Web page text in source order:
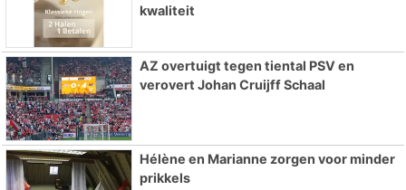
kwaliteit
AZ overtuigt tegen tiental PSV en
verovert Johan Cruijff Schaal
Hélène en Marianne zorgen voor minder
prikkels